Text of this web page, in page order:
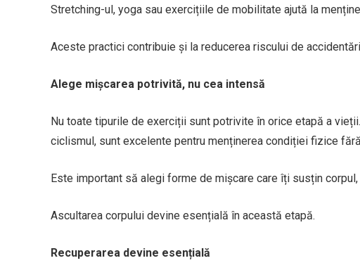
Stretching-ul, yoga sau exercițiile de mobilitate ajută la
Aceste practici contribuie și la reducerea riscului de
Alege mișcarea potrivită, nu cea intensă
Nu toate tipurile de exerciții sunt potrivite în orice etapă a
ciclismul, sunt excelente pentru menținerea condiției fizice
Este important să alegi forme de mișcare care îți susțin
Ascultarea corpului devine esențială în această etapă.
Recuperarea devine esențială